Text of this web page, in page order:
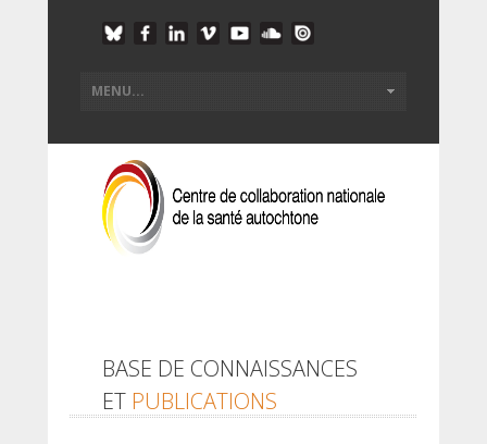
BASE DE CONNAISSANCES
ET PUBLICATIONS